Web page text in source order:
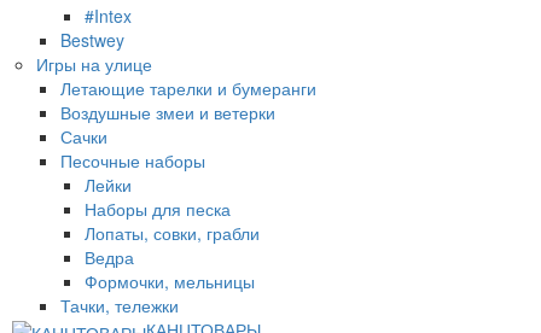
#Intex
Bestwey
Игры на улице
Летающие тарелки и бумеранги
Воздушные змеи и ветерки
Сачки
Песочные наборы
Лейки
Наборы для песка
Лопаты, совки, грабли
Ведра
Формочки, мельницы
Тачки, тележки